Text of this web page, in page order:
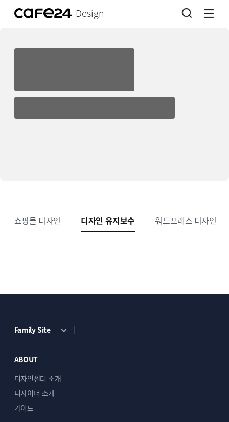
Design
쇼핑몰 디자인 디자인 유지보수 워드프레스 디자인
Family Site
ABOUT
디자인센터 소개
디자이너 소개
가이드